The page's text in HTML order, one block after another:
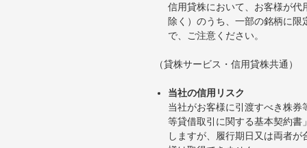
信用貸株において、お客様が
除く）のうち、一部の銘柄に
で、ご注意ください。
（貸株サービス・信用貸株共通）
当社の信用リスク
当社がお客様に引渡すべき株
等貸借取引に関する基本契約
しますが、履行期日又は両者